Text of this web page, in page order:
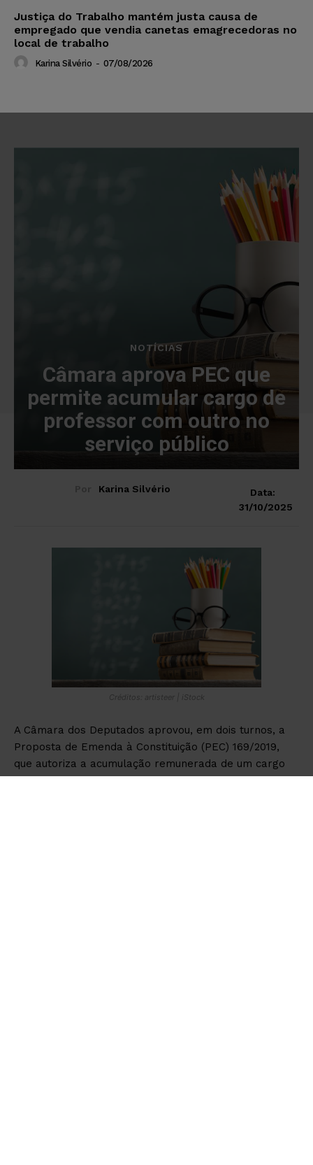
Justiça do Trabalho mantém justa causa de
empregado que vendia canetas emagrecedoras no
local de trabalho
Karina Silvério - 07/08/2026